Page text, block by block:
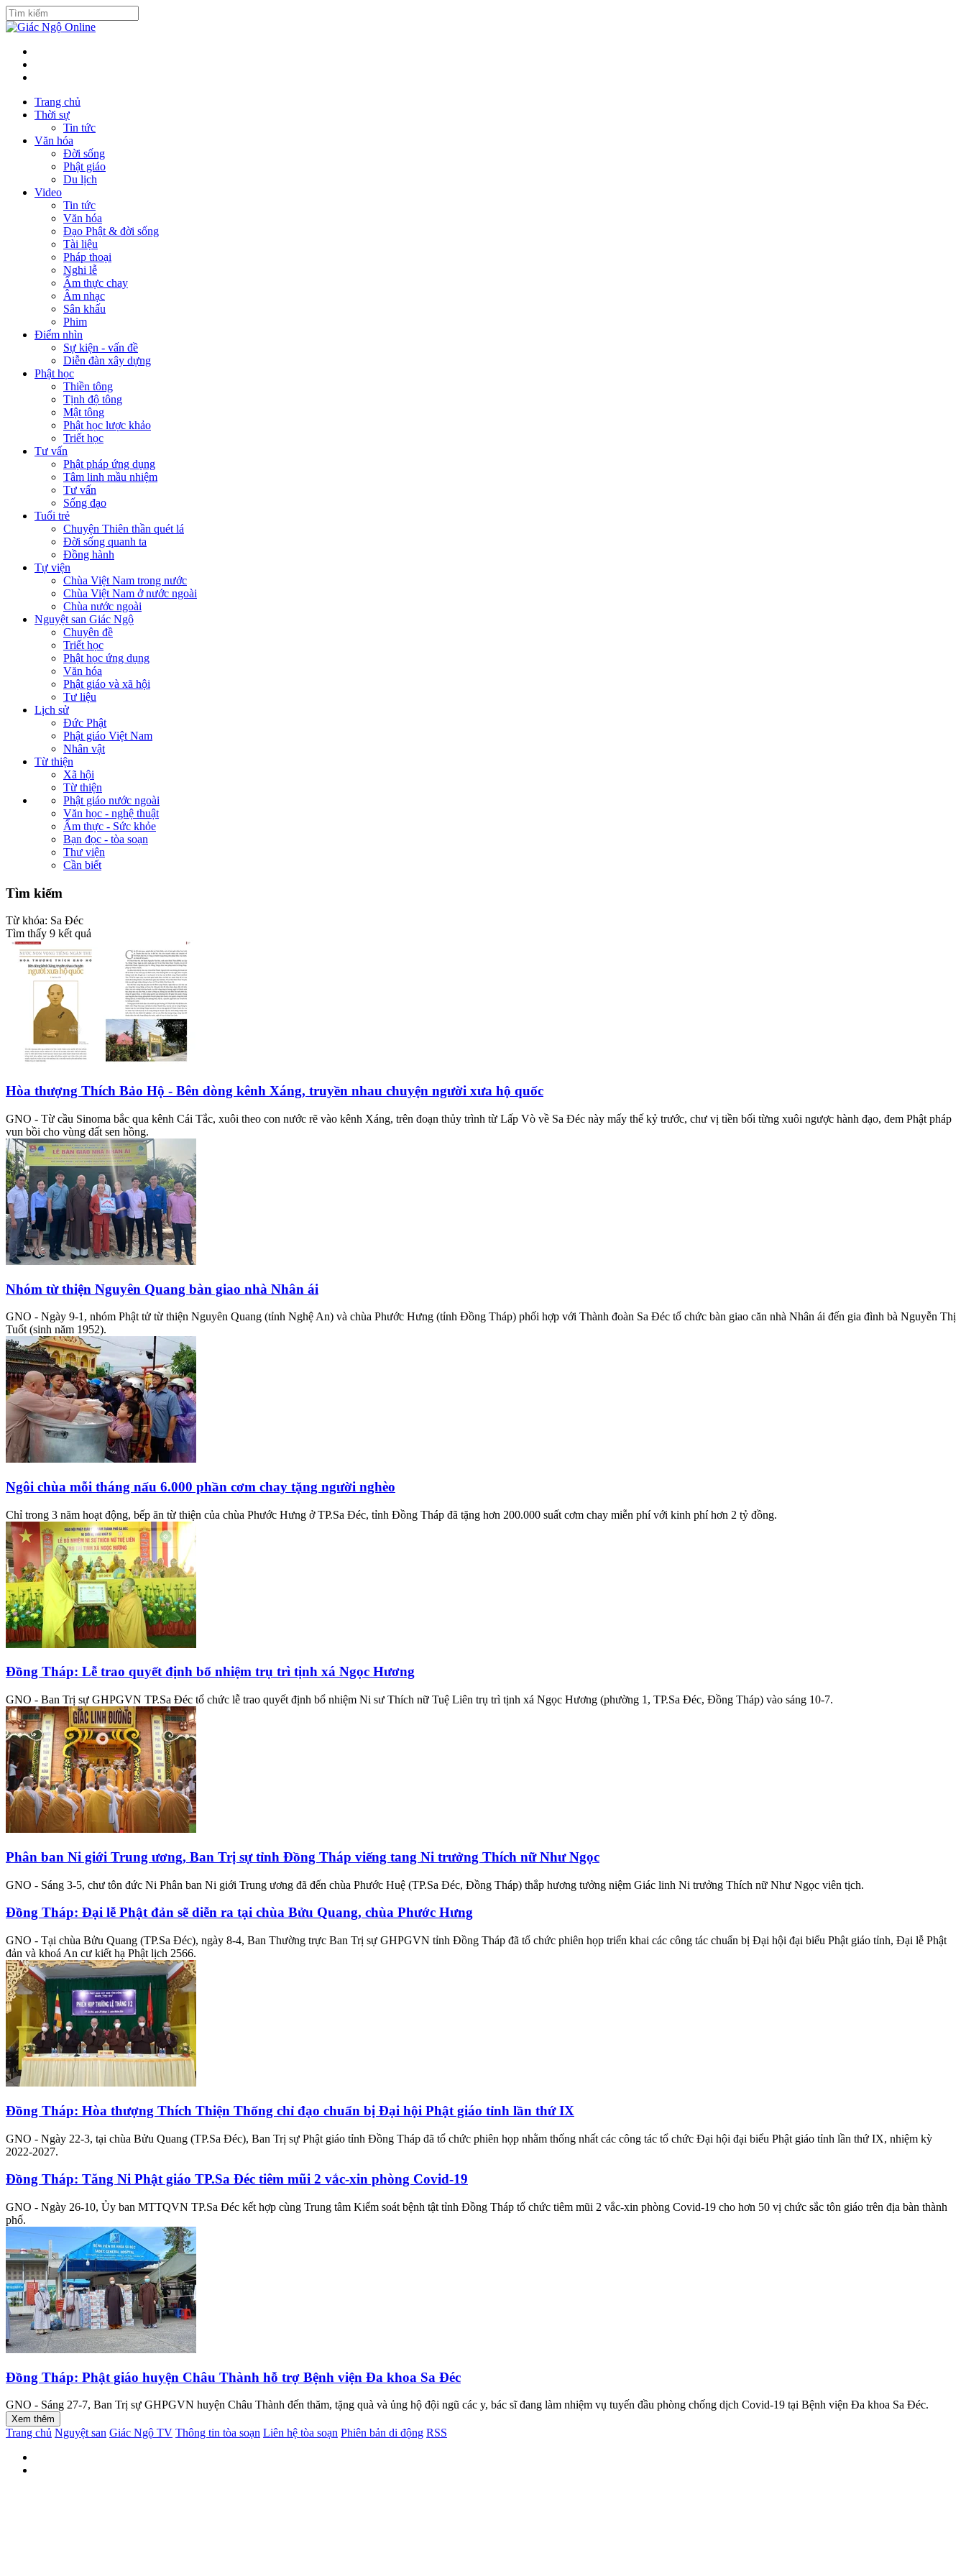
Trang chủ
Thời sự
Tin tức
Văn hóa
Đời sống
Phật giáo
Du lịch
Video
Tin tức
Văn hóa
Đạo Phật & đời sống
Tài liệu
Pháp thoại
Nghi lễ
Ẩm thực chay
Âm nhạc
Sân khấu
Phim
Điểm nhìn
Sự kiện - vấn đề
Diễn đàn xây dựng
Phật học
Thiền tông
Tịnh độ tông
Mật tông
Phật học lược khảo
Triết học
Tư vấn
Phật pháp ứng dụng
Tâm linh mầu nhiệm
Tư vấn
Sống đạo
Tuổi trẻ
Chuyện Thiên thần quét lá
Đời sống quanh ta
Đồng hành
Tự viện
Chùa Việt Nam trong nước
Chùa Việt Nam ở nước ngoài
Chùa nước ngoài
Nguyệt san Giác Ngộ
Chuyên đề
Triết học
Phật học ứng dụng
Văn hóa
Phật giáo và xã hội
Tư liệu
Lịch sử
Đức Phật
Phật giáo Việt Nam
Nhân vật
Từ thiện
Xã hội
Từ thiện
Phật giáo nước ngoài
Văn học - nghệ thuật
Ẩm thực - Sức khỏe
Bạn đọc - tòa soạn
Thư viện
Cần biết
Tìm kiếm
Từ khóa: Sa Đéc
Tìm thấy 9 kết quả
Hòa thượng Thích Bảo Hộ - Bên dòng kênh Xáng, truyền nhau chuyện người xưa hộ quốc
GNO - Từ cầu Sinoma bắc qua kênh Cái Tắc, xuôi theo con nước rẽ vào kênh Xáng, trên đoạn thủy trình từ Lấp Vò về Sa Đéc này mấy thế kỷ trước, chư vị tiền bối từng xuôi ngược hành đạo, đem Phật pháp
vun bồi cho vùng đất sen hồng.
Nhóm từ thiện Nguyên Quang bàn giao nhà Nhân ái
GNO - Ngày 9-1, nhóm Phật tử từ thiện Nguyên Quang (tỉnh Nghệ An) và chùa Phước Hưng (tỉnh Đồng Tháp) phối hợp với Thành đoàn Sa Đéc tổ chức bàn giao căn nhà Nhân ái đến gia đình bà Nguyễn Thị
Tuốt (sinh năm 1952).
Ngôi chùa mỗi tháng nấu 6.000 phần cơm chay tặng người nghèo
Chỉ trong 3 năm hoạt động, bếp ăn từ thiện của chùa Phước Hưng ở TP.Sa Đéc, tỉnh Đồng Tháp đã tặng hơn 200.000 suất cơm chay miễn phí với kinh phí hơn 2 tỷ đồng.
Đồng Tháp: Lễ trao quyết định bổ nhiệm trụ trì tịnh xá Ngọc Hương
GNO - Ban Trị sự GHPGVN TP.Sa Đéc tổ chức lễ trao quyết định bổ nhiệm Ni sư Thích nữ Tuệ Liên trụ trì tịnh xá Ngọc Hương (phường 1, TP.Sa Đéc, Đồng Tháp) vào sáng 10-7.
Phân ban Ni giới Trung ương, Ban Trị sự tỉnh Đồng Tháp viếng tang Ni trưởng Thích nữ Như Ngọc
GNO - Sáng 3-5, chư tôn đức Ni Phân ban Ni giới Trung ương đã đến chùa Phước Huệ (TP.Sa Đéc, Đồng Tháp) thắp hương tưởng niệm Giác linh Ni trưởng Thích nữ Như Ngọc viên tịch.
Đồng Tháp: Đại lễ Phật đản sẽ diễn ra tại chùa Bửu Quang, chùa Phước Hưng
GNO - Tại chùa Bửu Quang (TP.Sa Đéc), ngày 8-4, Ban Thường trực Ban Trị sự GHPGVN tỉnh Đồng Tháp đã tổ chức phiên họp triển khai các công tác chuẩn bị Đại hội đại biểu Phật giáo tỉnh, Đại lễ Phật
đản và khoá An cư kiết hạ Phật lịch 2566.
Đồng Tháp: Hòa thượng Thích Thiện Thống chỉ đạo chuẩn bị Đại hội Phật giáo tỉnh lần thứ IX
GNO - Ngày 22-3, tại chùa Bửu Quang (TP.Sa Đéc), Ban Trị sự Phật giáo tỉnh Đồng Tháp đã tổ chức phiên họp nhằm thống nhất các công tác tổ chức Đại hội đại biểu Phật giáo tỉnh lần thứ IX, nhiệm kỳ
2022-2027.
Đồng Tháp: Tăng Ni Phật giáo TP.Sa Đéc tiêm mũi 2 vắc-xin phòng Covid-19
GNO - Ngày 26-10, Ủy ban MTTQVN TP.Sa Đéc kết hợp cùng Trung tâm Kiểm soát bệnh tật tỉnh Đồng Tháp tổ chức tiêm mũi 2 vắc-xin phòng Covid-19 cho hơn 50 vị chức sắc tôn giáo trên địa bàn thành
phố.
Đồng Tháp: Phật giáo huyện Châu Thành hỗ trợ Bệnh viện Đa khoa Sa Đéc
GNO - Sáng 27-7, Ban Trị sự GHPGVN huyện Châu Thành đến thăm, tặng quà và ủng hộ đội ngũ các y, bác sĩ đang làm nhiệm vụ tuyến đầu phòng chống dịch Covid-19 tại Bệnh viện Đa khoa Sa Đéc.
Xem thêm
Trang chủ Nguyệt san Giác Ngộ TV Thông tin tòa soạn Liên hệ tòa soạn Phiên bản di động RSS